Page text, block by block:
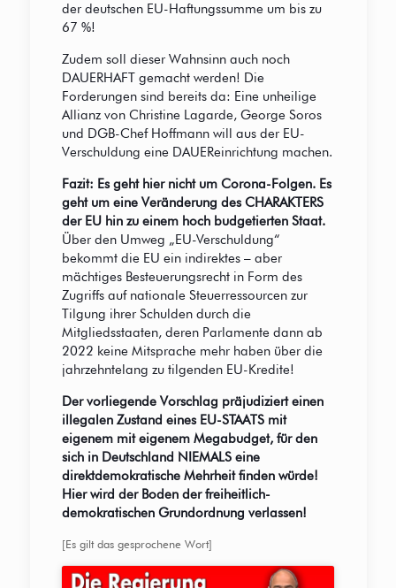
der deutschen EU-Haftungssumme um bis zu
67 %!
Zudem soll dieser Wahnsinn auch noch
DAUERHAFT gemacht werden! Die
Forderungen sind bereits da: Eine unheilige
Allianz von Christine Lagarde, George Soros
und DGB-Chef Hoffmann will aus der EU-
Verschuldung eine DAUEReinrichtung machen.
Fazit: Es geht hier nicht um Corona-Folgen. Es
geht um eine Veränderung des CHARAKTERS
der EU hin zu einem hoch budgetierten Staat.
Über den Umweg „EU-Verschuldung“
bekommt die EU ein indirektes – aber
mächtiges Besteuerungsrecht in Form des
Zugriffs auf nationale Steuerressourcen zur
Tilgung ihrer Schulden durch die
Mitgliedsstaaten, deren Parlamente dann ab
2022 keine Mitsprache mehr haben über die
jahrzehntelang zu tilgenden EU-Kredite!
Der vorliegende Vorschlag präjudiziert einen
illegalen Zustand eines EU-STAATS mit
eigenem mit eigenem Megabudget, für den
sich in Deutschland NIEMALS eine
direktdemokratische Mehrheit finden würde!
Hier wird der Boden der freiheitlich-
demokratischen Grundordnung verlassen!
[Es gilt das gesprochene Wort]